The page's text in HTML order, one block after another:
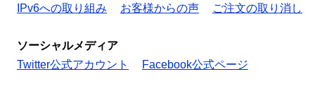
IPv6への取り組み
お客様からの声 ご注文の取り消し
ソーシャルメディア
Twitter公式アカウント
Facebook公式ページ